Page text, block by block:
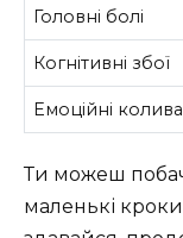
Головні болі
Когнітивні збої
Емоційні
Ти можеш
маленькі